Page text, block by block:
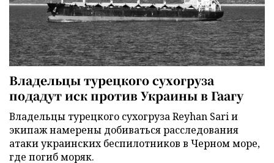
Владельцы турецкого сухогруза
подадут иск против Украины в Гаагу
Владельцы турецкого сухогруза Reyhan Sari и
экипаж намерены добиваться расследования
атаки украинских беспилотников в Черном море,
где погиб моряк.